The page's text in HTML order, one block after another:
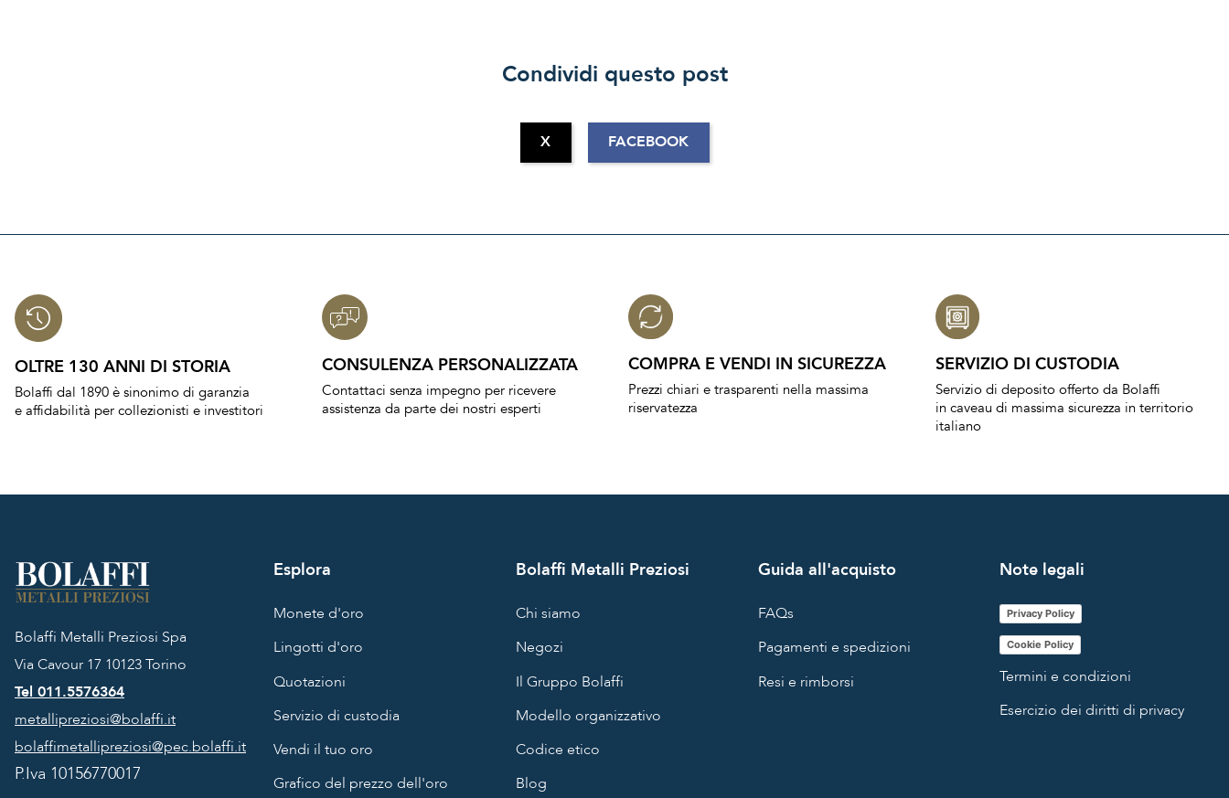
Condividi questo post
X FACEBOOK
OLTRE 130 ANNI DI STORIA
Bolaffi dal 1890 è sinonimo di garanzia
e affidabilità per collezionisti e investitori
CONSULENZA PERSONALIZZATA
Contattaci senza impegno per ricevere
assistenza da parte dei nostri esperti
COMPRA E VENDI IN SICUREZZA
Prezzi chiari e trasparenti nella massima
riservatezza
SERVIZIO DI CUSTODIA
Servizio di deposito offerto da Bolaffi
in caveau di massima sicurezza in territorio
italiano
Bolaffi Metalli Preziosi Spa
Via Cavour 17 10123 Torino
Tel 011.5576364
metallipreziosi@bolaffi.it
bolaffimetallipreziosi@pec.bolaffi.it
P.Iva 10156770017
Esplora
Monete d'oro
Lingotti d'oro
Quotazioni
Servizio di custodia
Vendi il tuo oro
Grafico del prezzo dell'oro
Bolaffi Metalli Preziosi
Chi siamo
Negozi
Il Gruppo Bolaffi
Modello organizzativo
Codice etico
Blog
Guida all'acquisto
FAQs
Pagamenti e spedizioni
Resi e rimborsi
Note legali
Privacy Policy
Cookie Policy
Termini e condizioni
Esercizio dei diritti di privacy